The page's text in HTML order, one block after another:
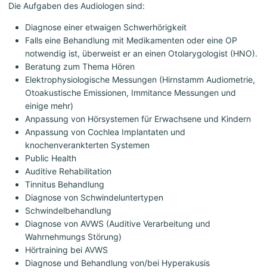
Die Aufgaben des Audiologen sind:
Diagnose einer etwaigen Schwerhörigkeit
Falls eine Behandlung mit Medikamenten oder eine OP
notwendig ist, überweist er an einen Otolarygologist (HNO).
Beratung zum Thema Hören
Elektrophysiologische Messungen (Hirnstamm Audiometrie,
Otoakustische Emissionen, Immitance Messungen und
einige mehr)
Anpassung von Hörsystemen für Erwachsene und Kindern
Anpassung von Cochlea Implantaten und
knochenverankterten Systemen
Public Health
Auditive Rehabilitation
Tinnitus Behandlung
Diagnose von Schwindeluntertypen
Schwindelbehandlung
Diagnose von AVWS (Auditive Verarbeitung und
Wahrnehmungs Störung)
Hörtraining bei AVWS
Diagnose und Behandlung von/bei Hyperakusis